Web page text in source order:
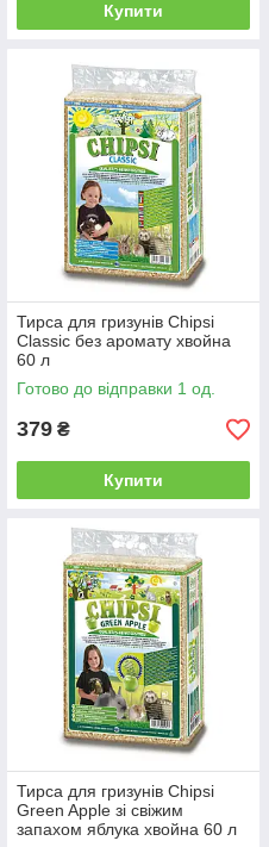
Купити
Тирса для гризунів Chipsi
Classic без аромату хвойна
60 л
Готово до відправки 1 од.
379 ₴
Купити
Тирса для гризунів Chipsi
Green Apple зі свіжим
запахом яблука хвойна 60 л